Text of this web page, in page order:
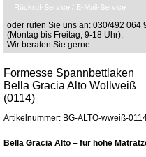
Rückruf-Service / E-Mail-Service
oder rufen Sie uns an: 030/492 064
(Montag bis Freitag, 9-18 Uhr).
Wir beraten Sie gerne.
Formesse Spannbettlaken
Bella Gracia Alto Wollweiß
(0114)
Artikelnummer: BG-ALTO-wweiß-
Bella Gracia Alto – für hohe